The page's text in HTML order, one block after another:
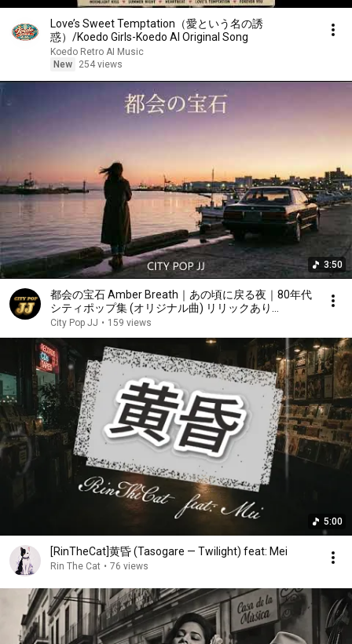
Love’s Sweet Temptation（愛という名の誘
惑）/Koedo Girls-Koedo AI Original Song
Koedo Retro AI Music
New
254 views
3:50
都会の宝石 Amber Breath｜あの頃に戻る夜｜80年代
シティポップ集 (オリジナル曲) リリックあり
Japanese 80s City Pop Music
City Pop JJ • 159 views
5:00
[RinTheCat]黄昏 (Tasogare — Twilight) feat: Mei
Rin The Cat • 76 views